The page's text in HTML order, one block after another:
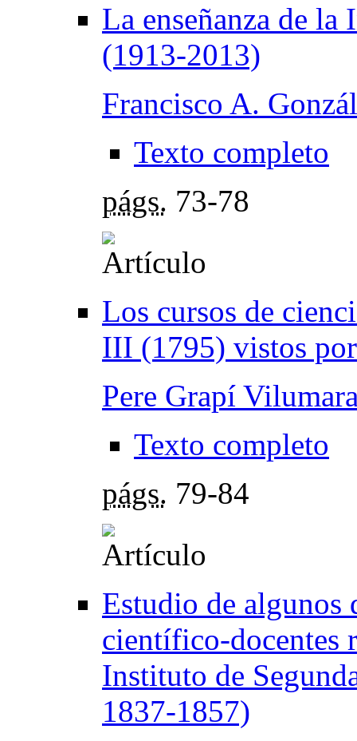
La enseñanza de la
(1913-2013)
Francisco A.
Texto completo
págs. 73-78
Los cursos de
III (1795) vistos
Pere Grapí
Texto completo
págs. 79-84
Estudio de algunos
científico-docentes
Instituto de
1837-1857)